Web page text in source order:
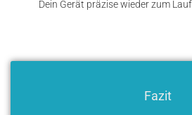
Dein Gerät präzise wieder zum
Fazit